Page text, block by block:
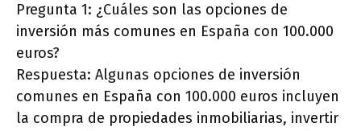
Pregunta 1: ¿Cuáles son las opciones de
inversión más comunes en España con 100.000
euros?
Respuesta: Algunas opciones de inversión
comunes en España con 100.000 euros incluyen
la compra de propiedades inmobiliarias, invertir